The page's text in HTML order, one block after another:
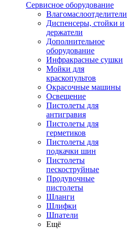
Сервисное оборудование
Влагомаслоотделители
Диспенсеры, стойки и
держатели
Дополнительное
оборудование
Инфракрасные сушки
Мойки для
краскопультов
Окрасочные машины
Освещение
Пистолеты для
антигравия
Пистолеты для
герметиков
Пистолеты для
подкачки шин
Пистолеты
пескоструйные
Продувочные
пистолеты
Шланги
Шлифки
Шпатели
Ещё